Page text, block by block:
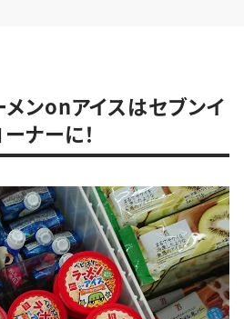
ンonアイスはセブンイ
ナーに！